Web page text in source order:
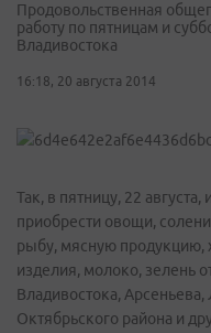
Продовольственная
работу по пятницам и
Владивостока
16:18, 20 августа 2014
Так, в пятницу, 22
приобрести овощи,
рыбу, мясную продукцию,
изделия, молоко, зелень
Владивостока, Арсеньева,
Октябрьского района и